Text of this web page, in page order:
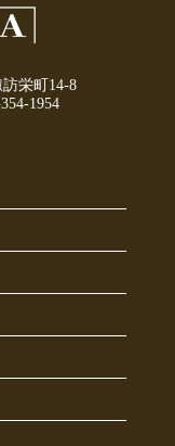
栄町14-8
1954